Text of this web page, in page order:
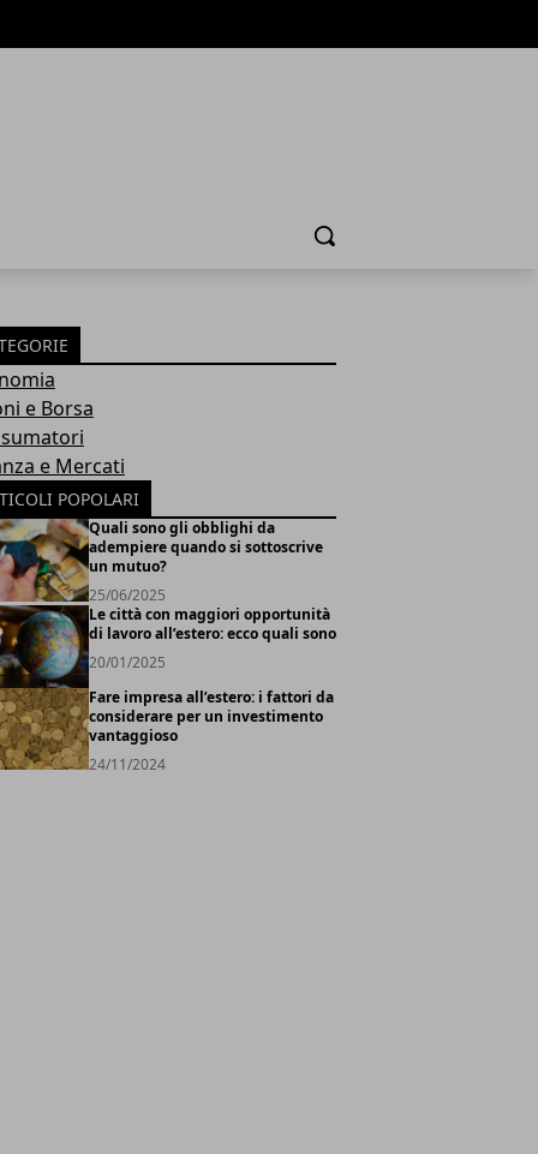
Cerca
e Borsa
e Mercati
POPOLARI
Quali sono gli obblighi da
adempiere quando si sottoscrive
un mutuo?
25/06/2025
Le città con maggiori opportunità
di lavoro all’estero: ecco quali sono
20/01/2025
Fare impresa all’estero: i fattori da
considerare per un investimento
vantaggioso
24/11/2024